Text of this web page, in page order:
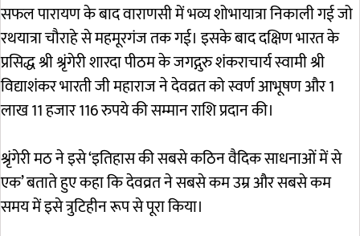
सफल पारायण के बाद वाराणसी में भव्य शोभायात्रा निकाली गई जो
रथयात्रा चौराहे से महमूरगंज तक गई। इसके बाद दक्षिण भारत के
प्रसिद्ध श्री श्रृंगेरी शारदा पीठम के जगद्गुरु शंकराचार्य स्वामी श्री
विद्याशंकर भारती जी महाराज ने देवव्रत को स्वर्ण आभूषण और 1
लाख 11 हजार 116 रुपये की सम्मान राशि प्रदान की।
श्रृंगेरी मठ ने इसे ‘इतिहास की सबसे कठिन वैदिक साधनाओं में से
एक’ बताते हुए कहा कि देवव्रत ने सबसे कम उम्र और सबसे कम
समय में इसे त्रुटिहीन रूप से पूरा किया।